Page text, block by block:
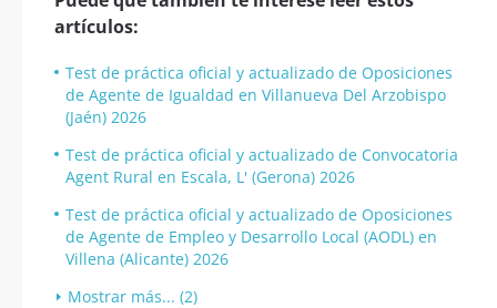
artículos:
Test de práctica oficial y actualizado de Oposiciones
de Agente de Igualdad en Villanueva Del Arzobispo
(Jaén) 2026
Test de práctica oficial y actualizado de Convocatoria
Agent Rural en Escala, L' (Gerona) 2026
Test de práctica oficial y actualizado de Oposiciones
de Agente de Empleo y Desarrollo Local (AODL) en
Villena (Alicante) 2026
Mostrar más... (2)